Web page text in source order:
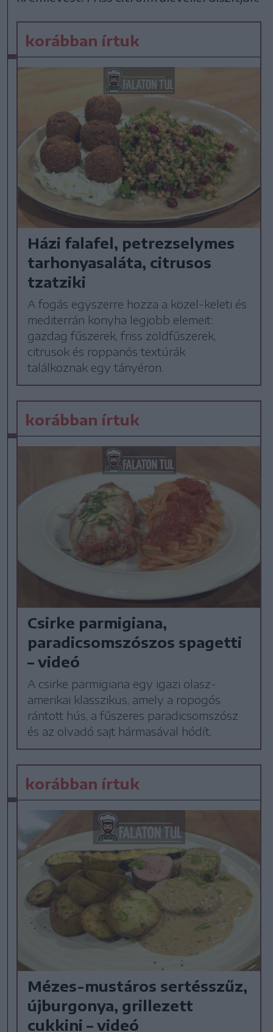
korábban írtuk
Házi falafel, petrezselymes
tarhonyasaláta, citrusos
tzatziki
A fogás egyszerre hozza a közel-keleti és
mediterrán konyha legjobb elemeit:
gazdag fűszerek, friss zöldfűszerek,
citrusok és roppanós textúrák
találkoznak egy tányéron.
korábban írtuk
Csirke parmigiana,
paradicsomszószos spagetti
– videó
A csirke parmigiana egy igazi olasz-
amerikai klasszikus, amely a ropogós
rántott hús, a fűszeres paradicsomszósz
és az olvadó sajt hármasával hódít.
korábban írtuk
Mézes-mustáros sertésszűz,
újburgonya, grillezett
cukkini – videó